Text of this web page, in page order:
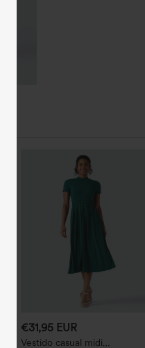
€31,95 EUR
Vestido casual midi